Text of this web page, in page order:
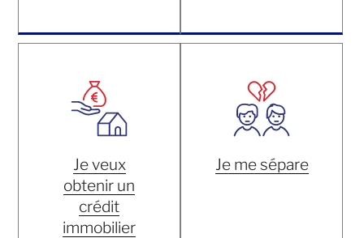
Je veux
obtenir un
crédit
immobilier
Je me sépare